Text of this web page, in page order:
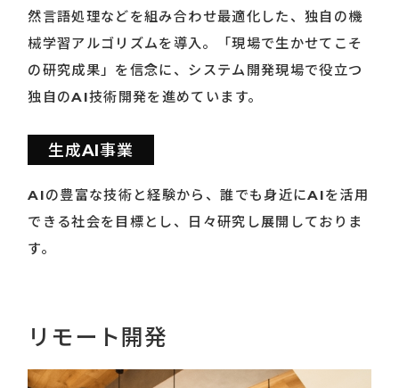
然言語処理などを組み合わせ最適化した、独自の機
械学習アルゴリズムを導入。
「現場で生かせてこそ
の研究成果」を信念に、 システム開発現場で役立つ
独自のAI技術開発を進めています。
生成AI事業
AIの豊富な技術と経験から、誰でも身近にAIを活用
できる社会を 目標とし、日々研究し展開しておりま
す。
リモート開発